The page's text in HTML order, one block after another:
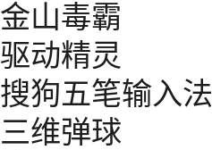
金山毒霸
驱动精灵
搜狗五笔输入法
三维弹球